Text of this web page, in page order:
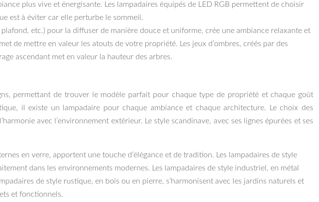
plus vive et énergisante. Les lampadaires équipés de LED RGB permettent de choisir
est à éviter car elle perturbe le sommeil.
etc.) pour la diffuser de manière douce et uniforme, crée une ambiance relaxante et
de mettre en valeur les atouts de votre propriété. Les jeux d’ombres, créés par des
ascendant met en valeur la hauteur des arbres.
permettant de trouver le modèle parfait pour chaque type de propriété et chaque goût
il existe un lampadaire pour chaque ambiance et chaque architecture. Le choix des
avec l’environnement extérieur. Le style scandinave, avec ses lignes épurées et ses
en verre, apportent une touche d’élégance et de tradition. Les lampadaires de style
dans les environnements modernes. Les lampadaires de style industriel, en métal
de style rustique, en bois ou en pierre, s’harmonisent avec les jardins naturels et
et fonctionnels.